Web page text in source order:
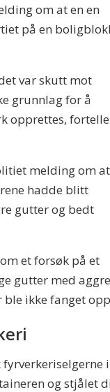
om at en en
på en
var skutt mot
grunnlag for å
opprettes,
melding om at
hadde blitt
gutter og bedt
et forsøk på et
gutter med
ikke fanget
og stjålet